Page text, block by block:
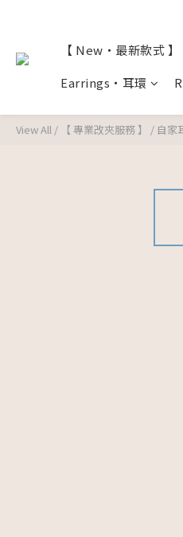
【 New・最新款式 】
Earrings・耳環
View All / 【 專業改夾服務 】 / 自家